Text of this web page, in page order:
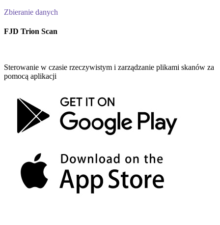
Zbieranie danych
FJD Trion Scan
Sterowanie w czasie rzeczywistym i zarządzanie plikami skanów za
pomocą aplikacji